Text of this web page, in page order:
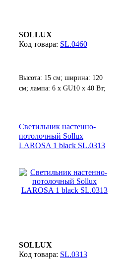
SOLLUX
SL.0460
Высота: 15 см; ширина: 120
см; лампа: 6 х GU10 х 40 Вт;
Светильник настенно-
потолочный Sollux
LAROSA 1 black SL.0313
SOLLUX
SL.0313